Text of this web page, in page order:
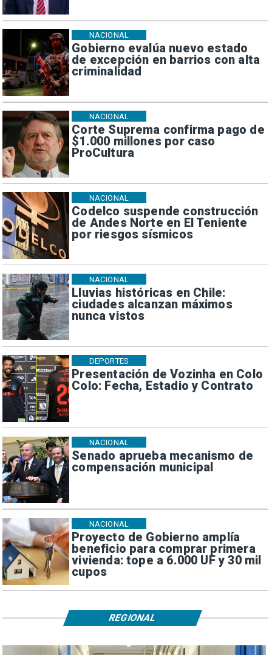
Gobierno evalúa nuevo estado
de excepción en barrios con alta
criminalidad
NACIONAL
Corte Suprema confirma pago de
$1.000 millones por caso
ProCultura
NACIONAL
Codelco suspende construcción
de Andes Norte en El Teniente
por riesgos sísmicos
NACIONAL
Lluvias históricas en Chile:
ciudades alcanzan máximos
nunca vistos
NACIONAL
Presentación de Vozinha en Colo
Colo: Fecha, Estadio y Contrato
DEPORTES
Senado aprueba mecanismo de
compensación municipal
NACIONAL
Proyecto de Gobierno amplía
beneficio para comprar primera
vivienda: tope a 6.000 UF y 30 mil
cupos
NACIONAL
REGIONAL